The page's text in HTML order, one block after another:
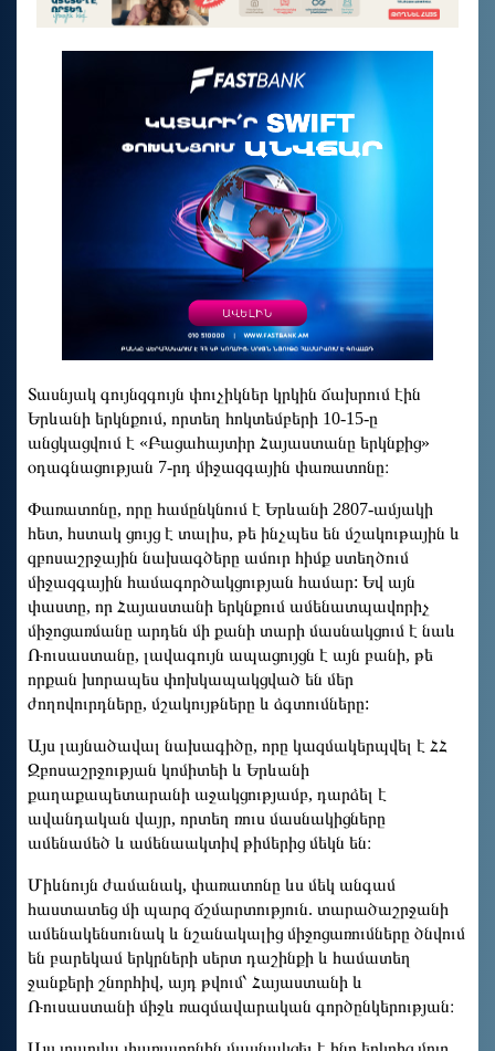
Տասնյակ գույնզգույն փուչիկներ կրկին ճախրում էին
Երևանի երկնքում, որտեղ հոկտեմբերի 10-15-ը
անցկացվում է «Բացահայտիր Հայաստանը երկնքից»
օդագնացության 7-րդ միջազգային փառատոնը։
Փառատոնը, որը համընկնում է Երևանի 2807-ամյակի
հետ, հստակ ցույց է տալիս, թե ինչպես են մշակութային և
զբոսաշրջային նախագծերը ամուր հիմք ստեղծում
միջազգային համագործակցության համար: Եվ այն
փաստը, որ Հայաստանի երկնքում ամենատպավորիչ
միջոցառմանը արդեն մի քանի տարի մասնակցում է նաև
Ռուսաստանը, լավագույն ապացույցն է այն բանի, թե
որքան խորապես փոխկապակցված են մեր
ժողովուրդները, մշակույթները և ձգտումները:
Այս լայնածավալ նախագիծը, որը կազմակերպվել է ՀՀ
Զբոսաշրջության կոմիտեի և Երևանի
քաղաքապետարանի աջակցությամբ, դարձել է
ավանդական վայր, որտեղ ռուս մասնակիցները
ամենամեծ և ամենաակտիվ թիմերից մեկն են։
Միևնույն ժամանակ, փառատոնը ևս մեկ անգամ
հաստատեց մի պարզ ճշմարտություն. տարածաշրջանի
ամենակենսունակ և նշանակալից միջոցառումները ծնվում
են բարեկամ երկրների սերտ դաշինքի և համատեղ
ջանքերի շնորհիվ, այդ թվում՝ Հայաստանի և
Ռուսաստանի միջև ռազմավարական գործընկերության։